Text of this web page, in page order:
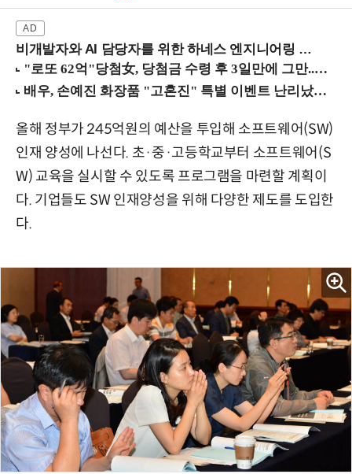
비개발자와 AI 담당자를 위한 하네스 엔지니어링 입문과정 (8/20 신논현역)
올해 정부가 245억원의 예산을 투입해 소프트웨어(SW)
인재 양성에 나선다. 초·중·고등학교부터 소프트웨어(S
W) 교육을 실시할 수 있도록 프로그램을 마련할 계획이
다. 기업들도 SW 인재양성을 위해 다양한 제도를 도입한
다.